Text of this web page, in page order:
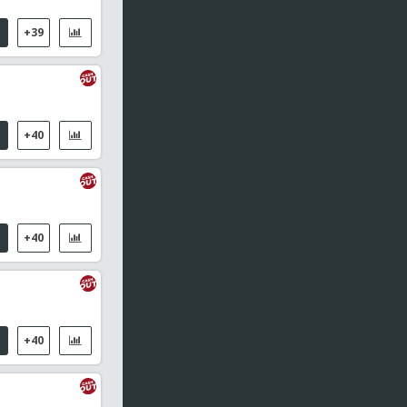
2da Mitad
Seinajoen JK
19:30Austria - Bundesliga
SCR Altach / WSG Tirol
Mol-Berntsen / Bedritis A / Rinkevics A
19:30FIVB Hamburgo Pro Tour
19:40ATP 1000 - Montreal Dobles
Harrison C / Skupski N / Bhambri Y / Venus M
+39
+40
+40
+40